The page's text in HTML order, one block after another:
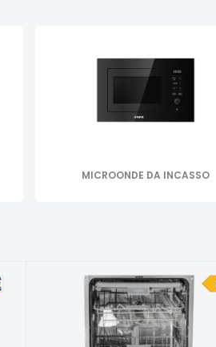
MICROONDE DA INCASSO